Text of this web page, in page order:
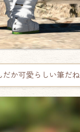
だか可愛らしい筆だね